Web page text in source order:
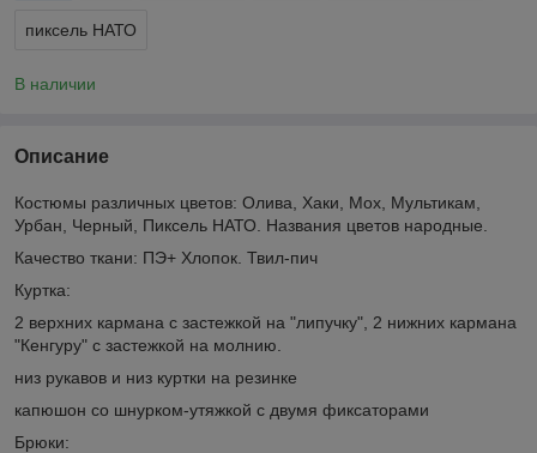
пиксель НАТО
В наличии
Описание
Костюмы различных цветов: Олива, Хаки, Мох, Мультикам,
Урбан, Черный, Пиксель НАТО. Названия цветов народные.
Качество ткани: ПЭ+ Хлопок. Твил-пич
Куртка:
2 верхних кармана с застежкой на "липучку", 2 нижних кармана
"Кенгуру" с застежкой на молнию.
низ рукавов и низ куртки на резинке
капюшон со шнурком-утяжкой с двумя фиксаторами
Брюки: